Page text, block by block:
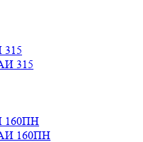
315
160ПН